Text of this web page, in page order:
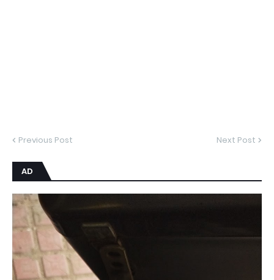
Previous Post Next Post
AD